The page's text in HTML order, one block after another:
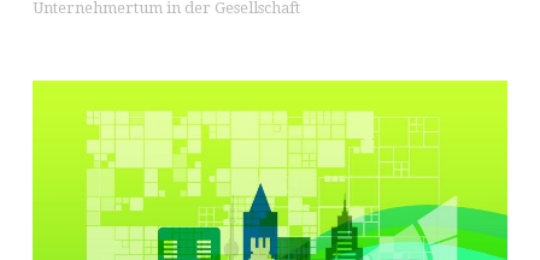
Unternehmertum in der Gesellschaft